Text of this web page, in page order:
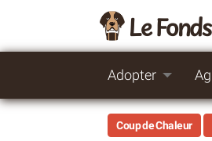
Le
Adopter
Coup de Chaleur